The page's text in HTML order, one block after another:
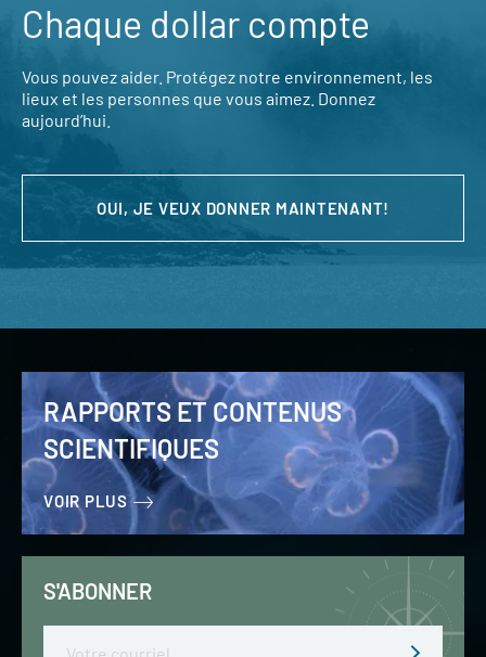
Chaque dollar compte
Vous pouvez aider. Protégez notre environnement, les
lieux et les personnes que vous aimez. Donnez
aujourd’hui.
OUI, JE VEUX DONNER MAINTENANT!
RAPPORTS ET CONTENUS
SCIENTIFIQUES
VOIR PLUS
S'ABONNER